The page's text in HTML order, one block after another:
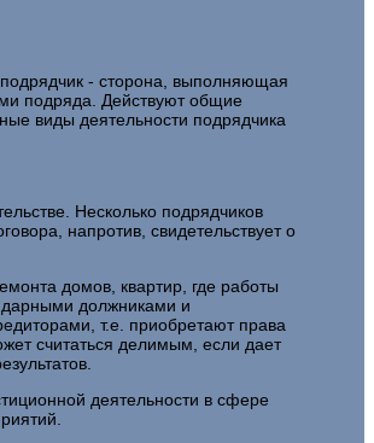
подрядчик - сторона, выполняющая
подряда. Действуют общие
виды деятельности подрядчика
Несколько подрядчиков
напротив, свидетельствует о
домов, квартир, где работы
должниками и
т.е. приобретают права
считаться делимым, если дает
деятельности в сфере